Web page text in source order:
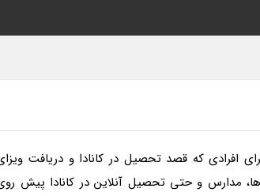
افرادی که قصد تحصیل در کانادا و دریافت
ها، مدارس و حتی تحصیل آنلاین در کانادا پیش